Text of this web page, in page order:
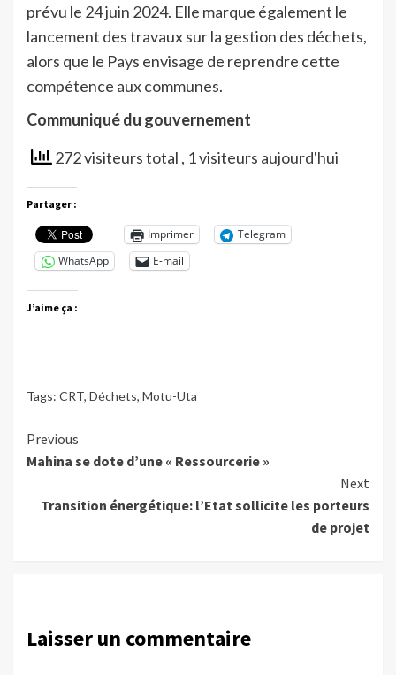
prévu le 24 juin 2024. Elle marque également le
lancement des travaux sur la gestion des déchets,
alors que le Pays envisage de reprendre cette
compétence aux communes.
Communiqué du gouvernement
272 visiteurs total , 1 visiteurs aujourd'hui
Partager :
Imprimer
Telegram
WhatsApp
E-mail
J’aime ça :
Tags: CRT, Déchets, Motu-Uta
Continue
Reading
Previous
Mahina se dote d’une « Ressourcerie »
Next
Transition énergétique: l’Etat sollicite les porteurs
de projet
Laisser un commentaire